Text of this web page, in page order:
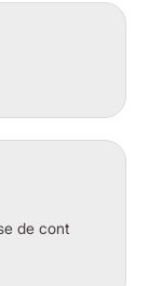
de cont